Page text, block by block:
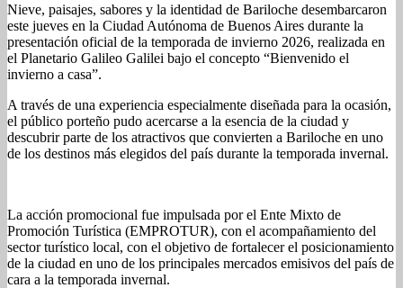
Nieve, paisajes, sabores y la identidad de Bariloche desembarcaron
este jueves en la Ciudad Autónoma de Buenos Aires durante la
presentación oficial de la temporada de invierno 2026, realizada en
el Planetario Galileo Galilei bajo el concepto “Bienvenido el
invierno a casa”.
A través de una experiencia especialmente diseñada para la ocasión,
el público porteño pudo acercarse a la esencia de la ciudad y
descubrir parte de los atractivos que convierten a Bariloche en uno
de los destinos más elegidos del país durante la temporada invernal.
La acción promocional fue impulsada por el Ente Mixto de
Promoción Turística (EMPROTUR), con el acompañamiento del
sector turístico local, con el objetivo de fortalecer el posicionamiento
de la ciudad en uno de los principales mercados emisivos del país de
cara a la temporada invernal.